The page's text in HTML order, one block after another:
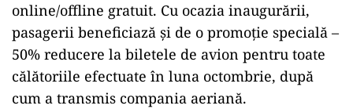
online/offline gratuit. Cu ocazia inaugurării,
pasagerii beneficiază și de o promoție specială –
50% reducere la biletele de avion pentru toate
călătoriile efectuate în luna octombrie, după
cum a transmis compania aeriană.